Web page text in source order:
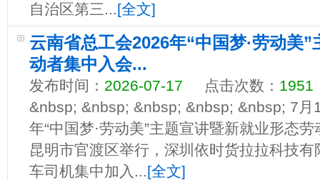
自治区第三...[全文]
云南省总工会2026年“中国梦·劳动美
动者集中入会...
发布时间： 2026-07-17 点击次数： 1951
&nbsp; &nbsp; &nbsp; &nbsp; &nbsp; 7月
年“中国梦·劳动美”主题宣讲暨新就业形态
昆明市官渡区举行，深圳依时货拉拉科技
车司机集中加入...[全文]